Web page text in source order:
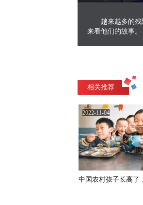
越来越多的
来看他们的故事。
相关推荐
2022-11-04
中国农村孩子长高了